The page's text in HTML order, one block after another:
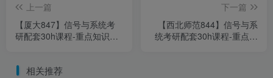
上一篇
【厦大847】信号与系统考
研配套30h课程-重点知识点
下一篇
【西北师范844】信号与系
统考研配套30h课程-重点知
相关推荐